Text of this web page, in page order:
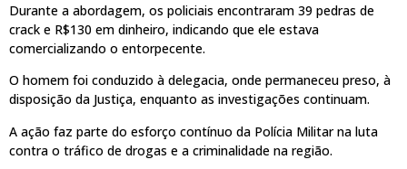
Durante a abordagem, os policiais encontraram 39 pedras de
crack e R$130 em dinheiro, indicando que ele estava
comercializando o entorpecente.
O homem foi conduzido à delegacia, onde permaneceu preso, à
disposição da Justiça, enquanto as investigações continuam.
A ação faz parte do esforço contínuo da Polícia Militar na luta
contra o tráfico de drogas e a criminalidade na região.